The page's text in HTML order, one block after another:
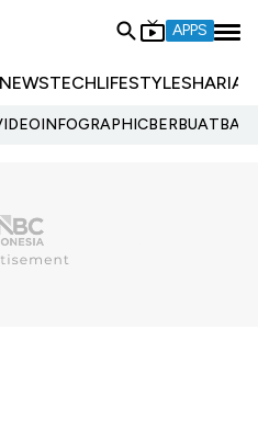
APPS
NEWSTECHLIFESTYLESHARIA
INFOGRAPHIC